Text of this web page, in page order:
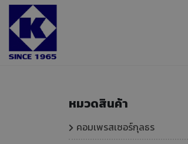
หมวดสินค้า
คอมเพรสเซอร์กุลธร